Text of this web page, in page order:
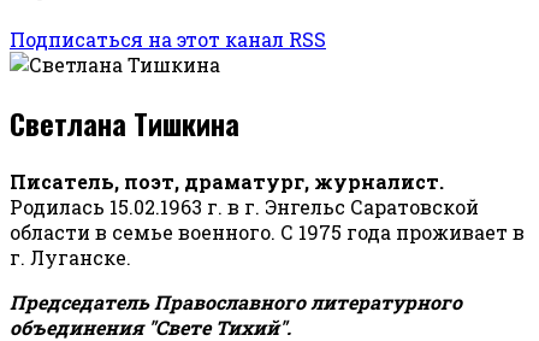
Подписаться на этот канал RSS
Светлана Тишкина
Писатель, поэт, драматург, журналист.
Родилась 15.02.1963 г. в г. Энгельс Саратовской
области в семье военного. С 1975 года проживает в
г. Луганске.
Председатель Православного литературного
объединения "Свете Тихий".